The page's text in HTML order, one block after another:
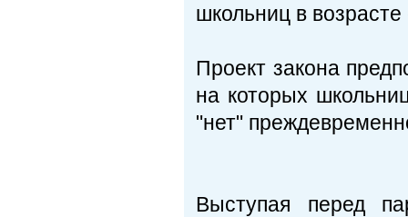
школьниц в
Проект закона
на которых
"нет"
Выступая перед